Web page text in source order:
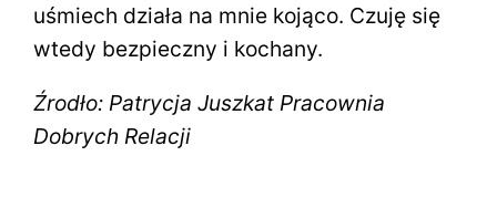
uśmiech działa na mnie kojąco. Czuję się
wtedy bezpieczny i kochany.
Źrodło: Patrycja Juszkat Pracownia
Dobrych Relacji